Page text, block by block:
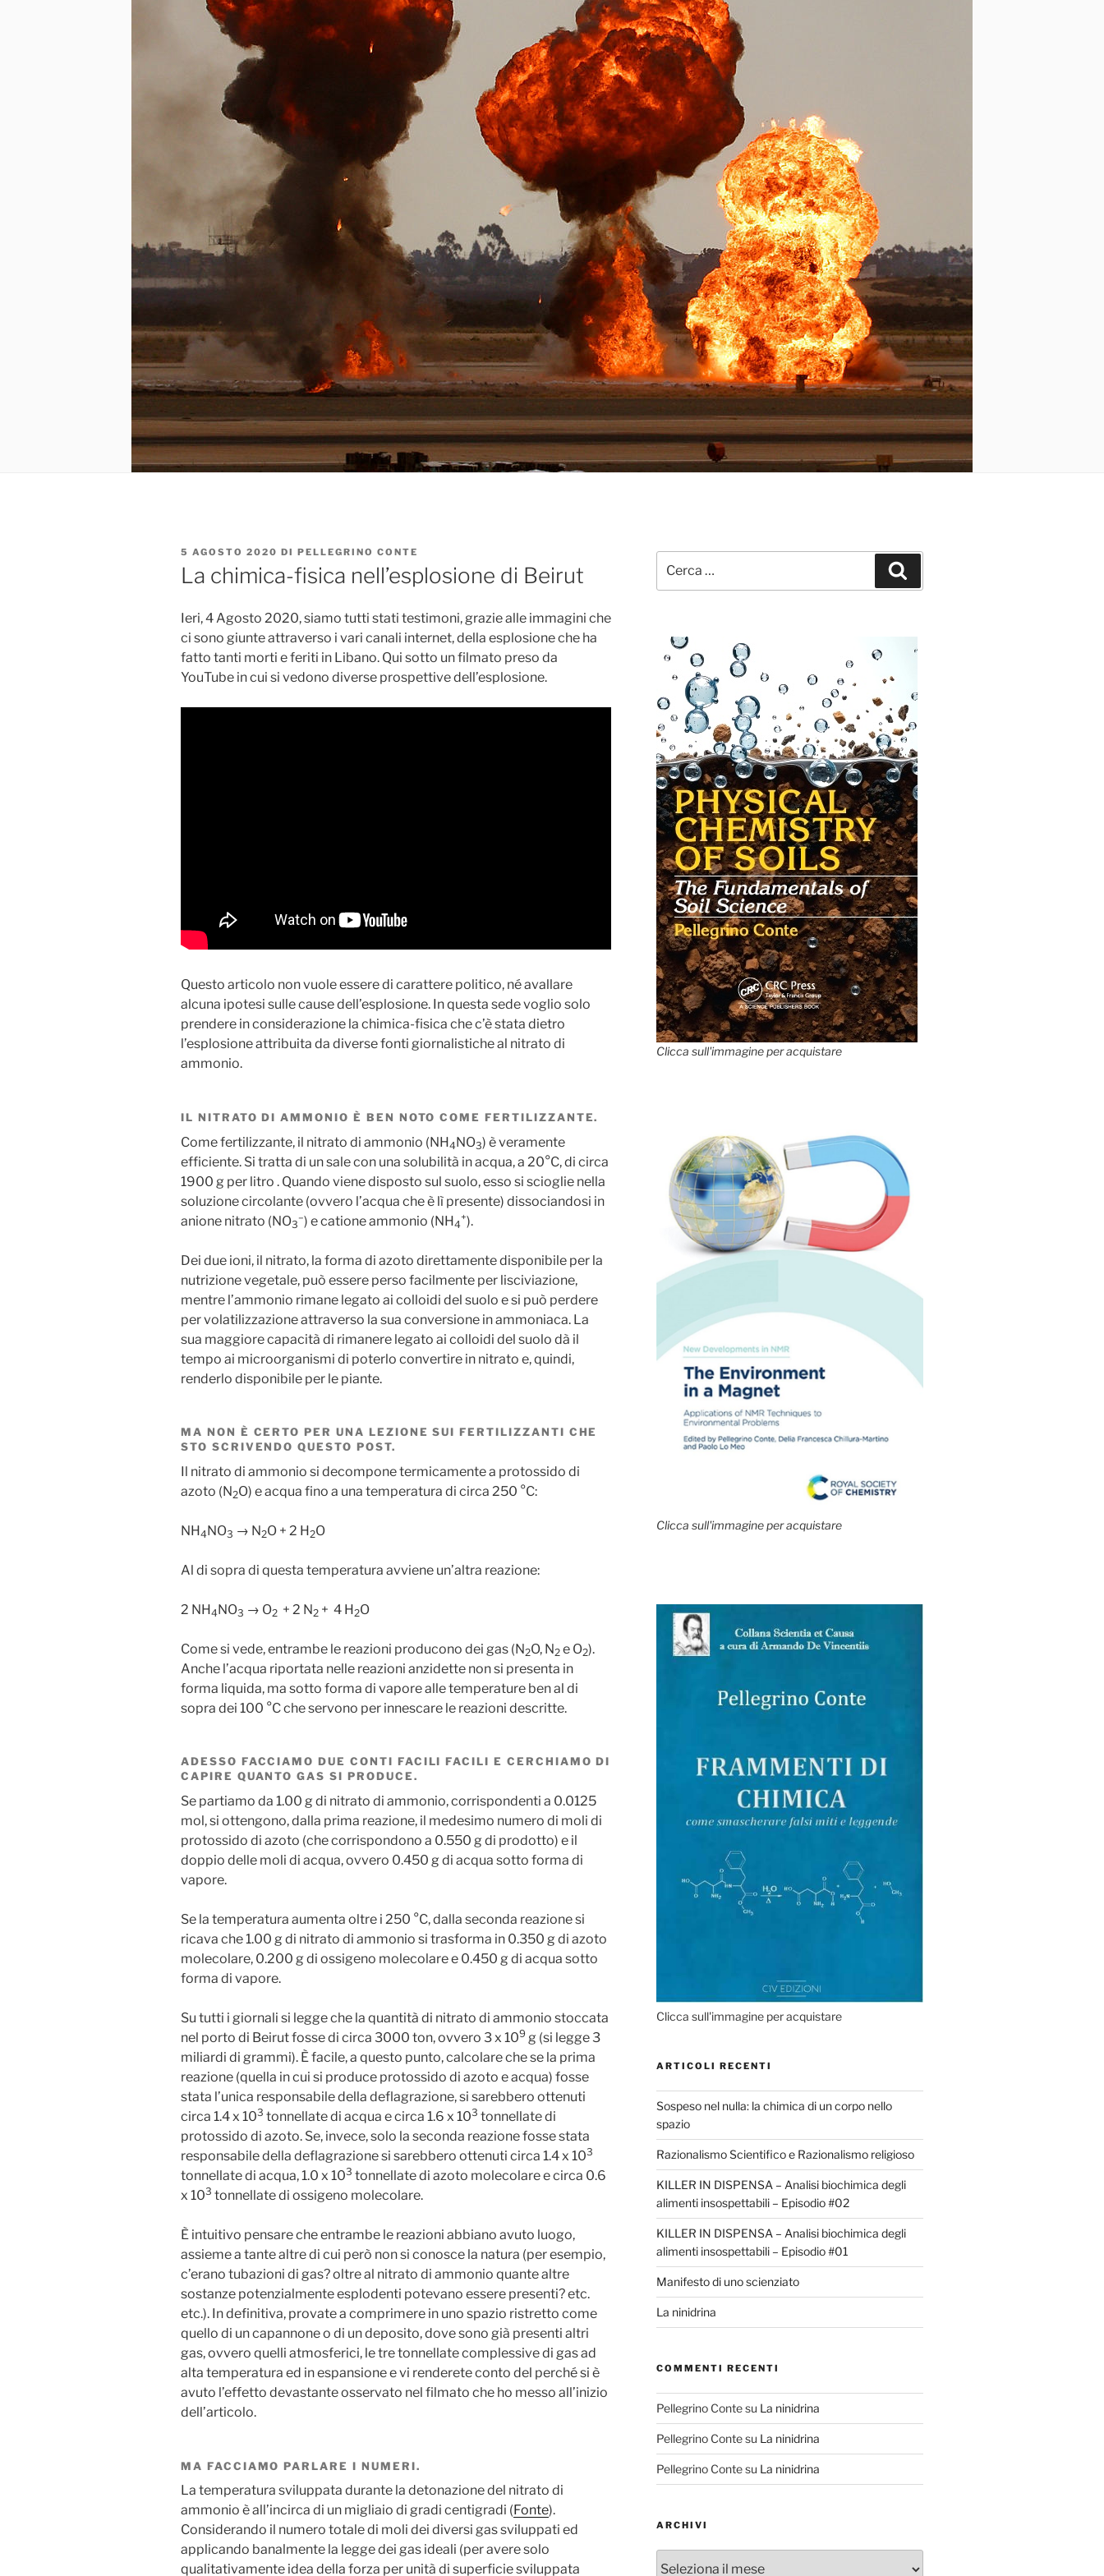
PUBBLICATO
IL
5 AGOSTO 2020 DI PELLEGRINO CONTE
La chimica-fisica nell’esplosione di Beirut
Ieri, 4 Agosto 2020, siamo tutti stati testimoni, grazie alle immagini che
ci sono giunte attraverso i vari canali internet, della esplosione che ha
fatto tanti morti e feriti in Libano. Qui sotto un filmato preso da
YouTube in cui si vedono diverse prospettive dell’esplosione.
Questo articolo non vuole essere di carattere politico, né avallare
alcuna ipotesi sulle cause dell’esplosione. In questa sede voglio solo
prendere in considerazione la chimica-fisica che c’è stata dietro
l’esplosione attribuita da diverse fonti giornalistiche al nitrato di
ammonio.
IL NITRATO DI AMMONIO È BEN NOTO COME FERTILIZZANTE.
Come fertilizzante, il nitrato di ammonio (NH4NO3) è veramente
efficiente. Si tratta di un sale con una solubilità in acqua,a 20°C,di circa
1900 g per litro . Quando viene disposto sul suolo, esso si scioglie nella
soluzione circolante (ovvero l’acqua che è lì presente) dissociandosi in
anione nitrato (NO3
–) e catione ammonio (NH4
+).
Dei due ioni, il nitrato, la forma di azoto direttamente disponibile per la
nutrizione vegetale, può essere perso facilmente per lisciviazione,
mentre l’ammonio rimane legato ai colloidi del suolo e si può perdere
per volatilizzazione attraverso la sua conversione in ammoniaca. La
sua maggiore capacità di rimanere legato ai colloidi del suolo dà il
tempo ai microorganismi di poterlo convertire in nitrato e, quindi,
renderlo disponibile per le piante.
MA NON È CERTO PER UNA LEZIONE SUI FERTILIZZANTI CHE
STO SCRIVENDO QUESTO POST.
Il nitrato di ammonio si decompone termicamente a protossido di
azoto (N2O) e acqua fino a una temperatura di circa 250 °C:
NH4NO3 → N2O + 2 H2O
Al di sopra di questa temperatura avviene un’altra reazione:
2 NH4NO3 → O2 + 2 N2 + 4 H2O
Come si vede, entrambe le reazioni producono dei gas (N2O, N2 e O2).
Anche l’acqua riportata nelle reazioni anzidette non si presenta in
forma liquida, ma sotto forma di vapore alle temperature ben al di
sopra dei 100 °C che servono per innescare le reazioni descritte.
ADESSO FACCIAMO DUE CONTI FACILI FACILI E CERCHIAMO DI
CAPIRE QUANTO GAS SI PRODUCE.
Se partiamo da 1.00 g di nitrato di ammonio, corrispondenti a 0.0125
mol, si ottengono, dalla prima reazione, il medesimo numero di moli di
protossido di azoto (che corrispondono a 0.550 g di prodotto) e il
doppio delle moli di acqua, ovvero 0.450 g di acqua sotto forma di
vapore.
Se la temperatura aumenta oltre i 250 °C, dalla seconda reazione si
ricava che 1.00 g di nitrato di ammonio si trasforma in 0.350 g di azoto
molecolare, 0.200 g di ossigeno molecolare e 0.450 g di acqua sotto
forma di vapore.
Su tutti i giornali si legge che la quantità di nitrato di ammonio stoccata
nel porto di Beirut fosse di circa 3000 ton, ovvero 3 x 109 g (si legge 3
miliardi di grammi). È facile, a questo punto, calcolare che se la prima
reazione (quella in cui si produce protossido di azoto e acqua) fosse
stata l’unica responsabile della deflagrazione, si sarebbero ottenuti
circa 1.4 x 103 tonnellate di acqua e circa 1.6 x 103 tonnellate di
protossido di azoto. Se, invece, solo la seconda reazione fosse stata
responsabile della deflagrazione si sarebbero ottenuti circa 1.4 x 103
tonnellate di acqua, 1.0 x 103 tonnellate di azoto molecolare e circa 0.6
x 103 tonnellate di ossigeno molecolare.
È intuitivo pensare che entrambe le reazioni abbiano avuto luogo,
assieme a tante altre di cui però non si conosce la natura (per esempio,
c’erano tubazioni di gas? oltre al nitrato di ammonio quante altre
sostanze potenzialmente esplodenti potevano essere presenti? etc.
etc.). In definitiva, provate a comprimere in uno spazio ristretto come
quello di un capannone o di un deposito, dove sono già presenti altri
gas, ovvero quelli atmosferici, le tre tonnellate complessive di gas ad
alta temperatura ed in espansione e vi renderete conto del perché si è
avuto l’effetto devastante osservato nel filmato che ho messo all’inizio
dell’articolo.
MA FACCIAMO PARLARE I NUMERI.
La temperatura sviluppata durante la detonazione del nitrato di
ammonio è all’incirca di un migliaio di gradi centigradi (Fonte).
Considerando il numero totale di moli dei diversi gas sviluppati ed
applicando banalmente la legge dei gas ideali (per avere solo
qualitativamente idea della forza per unità di superficie sviluppata
Clicca sull'immagine per acquistare
Clicca sull'immagine per acquistare
Clicca sull'immagine per acquistare
ARTICOLI RECENTI
Sospeso nel nulla: la chimica di un corpo nello
spazio
Razionalismo Scientifico e Razionalismo religioso
KILLER IN DISPENSA – Analisi biochimica degli
alimenti insospettabili – Episodio #02
KILLER IN DISPENSA – Analisi biochimica degli
alimenti insospettabili – Episodio #01
Manifesto di uno scienziato
La ninidrina
COMMENTI RECENTI
Pellegrino Contesu La ninidrina
Pellegrino Contesu La ninidrina
Pellegrino Contesu La ninidrina
ARCHIVI